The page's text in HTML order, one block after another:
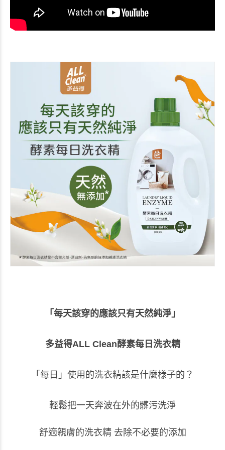
「每天該穿的應該只有天然純淨」
多益得ALL Clean酵素每日洗衣精
「每日」使用的洗衣精該是什麼樣子的？
輕鬆把一天奔波在外的髒污洗淨
舒適親膚的洗衣精 去除不必要的添加